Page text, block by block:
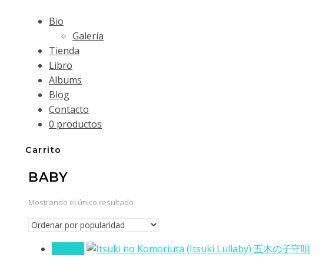
Bio
Galería
Tienda
Libro
Albums
Blog
Contacto
0 productos
Carrito
BABY
Mostrando el único resultado